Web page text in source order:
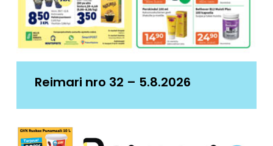
Reimari nro 32 – 5.8.2026